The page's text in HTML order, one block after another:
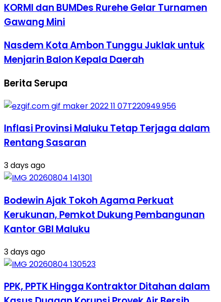
KORMI dan BUMDes Rurehe Gelar Turnamen
Gawang Mini
Nasdem Kota Ambon Tunggu Juklak untuk
Menjarin Balon Kepala Daerah
Berita Serupa
Inflasi Provinsi Maluku Tetap Terjaga dalam
Rentang Sasaran
3 days ago
Bodewin Ajak Tokoh Agama Perkuat
Kerukunan, Pemkot Dukung Pembangunan
Kantor GBI Maluku
3 days ago
PPK, PPTK Hingga Kontraktor Ditahan dalam